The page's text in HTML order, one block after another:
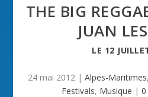
THE BIG
JUAN
LE 12
24 mai 2012| Alpes-Maritimes,
Festivals, Musique | 0